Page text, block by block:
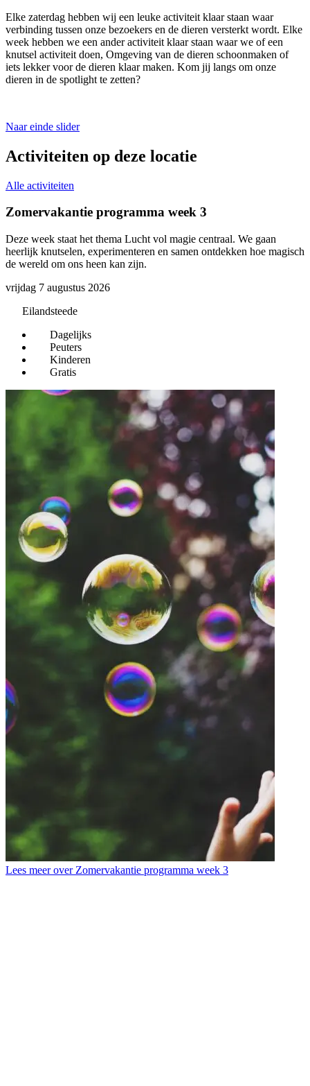
Elke zaterdag hebben wij een leuke activiteit klaar staan waar
verbinding tussen onze bezoekers en de dieren versterkt wordt. Elke
week hebben we een ander activiteit klaar staan waar we of een
knutsel activiteit doen, Omgeving van de dieren schoonmaken of
iets lekker voor de dieren klaar maken. Kom jij langs om onze
dieren in de spotlight te zetten?
Naar einde slider
Activiteiten op deze locatie
Alle activiteiten
Zomervakantie programma week 3
Deze week staat het thema Lucht vol magie centraal. We gaan
heerlijk knutselen, experimenteren en samen ontdekken hoe magisch
de wereld om ons heen kan zijn.
vrijdag 7 augustus 2026
Eilandsteede
Dagelijks
Peuters
Kinderen
Gratis
Lees meer over Zomervakantie programma week 3